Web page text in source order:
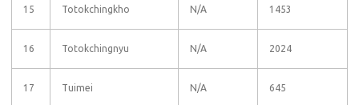
15 Totokchingkho N/A 1453
16 Totokchingnyu N/A 2024
17 Tuimei N/A 645